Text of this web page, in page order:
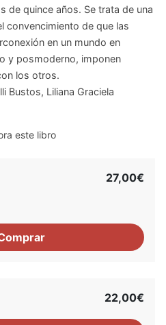
de quince años. Se trata de una
convencimiento de que las
en un mundo en
y posmoderno, imponen
los otros.
Bustos, Liliana Graciela
este libro
27,00€
22,00€